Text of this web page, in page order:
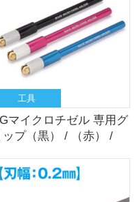
工具
マイクロチゼル 専用グ
ップ（黒） / （赤） /